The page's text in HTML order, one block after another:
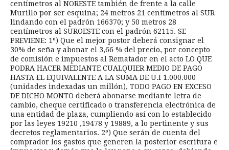
centímetros al NORESTE también de frente a la calle
Murillo por ser esquina; 24 metros 21 centímetros al SUR
lindando con el padrón 166370; y 50 metros 28
centímetros al SUROESTE con el padrón 62115. SE
PREVIENE: 1º) Que el mejor postor deberá consignar el
30% de seña y abonar el 3,66 % del precio, por concepto
de comisión e impuestos al Rematador en el acto LO QUE
PODRA HACER MEDIANTE CUALQUIER MEDIO DE PAGO
HASTA EL EQUIVALENTE A LA SUMA DE U.I 1.000.000
(unidades indexadas un millón), TODO PAGO EN EXCESO
DE DICHO MONTO deberá abonarse mediante letra de
cambio, cheque certificado o transferencia electrónica de
una entidad de plaza, cumpliendo así con lo establecido
por las leyes 19210 ,19478 y 19889, a lo pertinente y sus
decretos reglamentarios. 2º) Que serán de cuenta del
comprador los gastos que generen la posterior escritura e